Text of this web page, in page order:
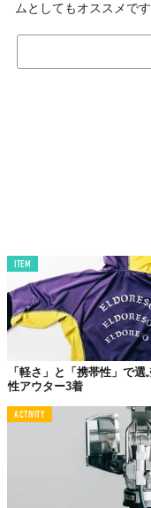
ムとしてもオススメです
今回はハイスペックな
ロソフィーを誇る3つ
ヒン
ハ
チェコが誇るアウトド
ら裁縫まで国内の自社
強いこだわりを持ってい
ITEM
「軽さ」と「携帯性」で選
性アウター3着
ACTIVITY